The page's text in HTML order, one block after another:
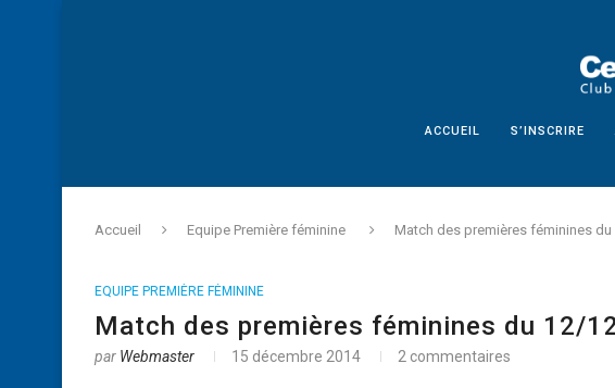
ACCUEIL S’INSCRIRE
Accueil Equipe Première féminine Match des premières féminines
EQUIPE PREMIÈRE FÉMININE
Match des premières féminines du 12/
par Webmaster 15 décembre 2014 2 commentaires